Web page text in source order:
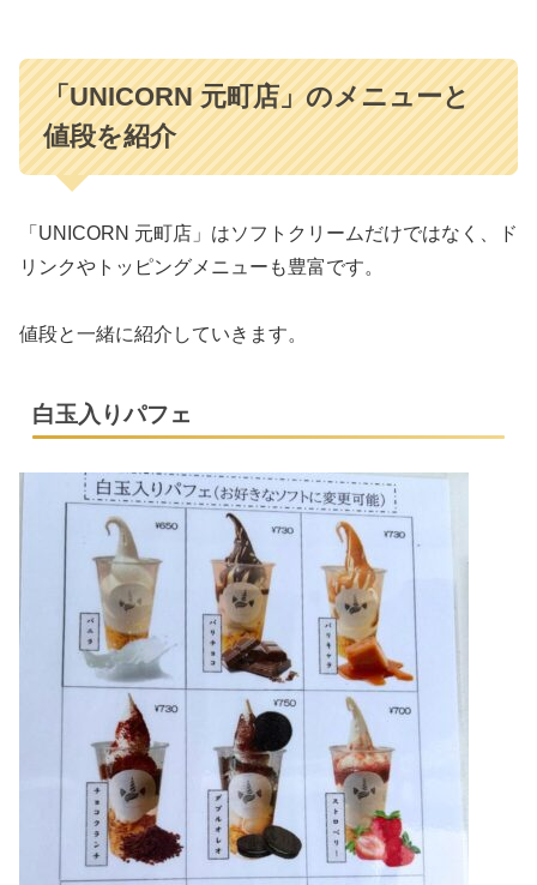
「UNICORN 元町店」のメニューと
値段を紹介
「UNICORN 元町店」はソフトクリームだけではなく、ド
リンクやトッピングメニューも豊富です。
値段と一緒に紹介していきます。
白玉入りパフェ